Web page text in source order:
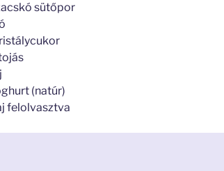
sütőpor
(natúr)
felolvasztva